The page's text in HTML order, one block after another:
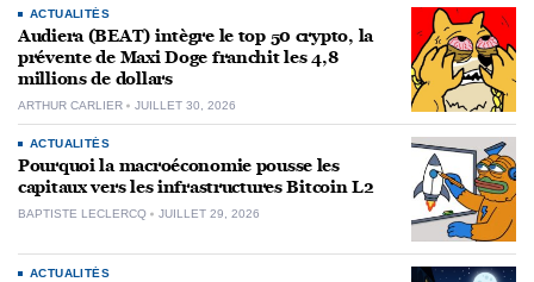
ACTUALITÉS
Audiera (BEAT) intègre le top 50 crypto, la
prévente de Maxi Doge franchit les 4,8
millions de dollars
ARTHUR CARLIER JUILLET 30, 2026
ACTUALITÉS
Pourquoi la macroéconomie pousse les
capitaux vers les infrastructures Bitcoin L2
BAPTISTE LECLERCQ JUILLET 29, 2026
ACTUALITÉS